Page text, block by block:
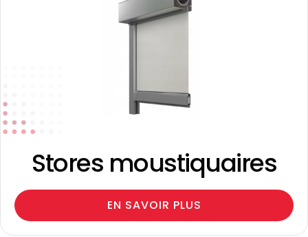
Stores moustiquaires
EN SAVOIR PLUS